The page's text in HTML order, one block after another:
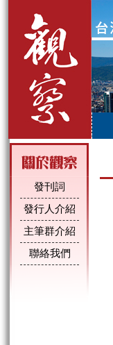
發刊詞
發行人介紹
主筆群介紹
聯絡我們